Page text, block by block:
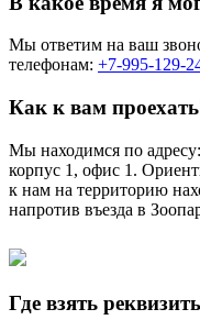
Мы ответим на ваш
телефонам: +7-995-129-
Как к вам
Мы находимся по
корпус 1, офис 1.
к нам на территорию
напротив въезда в
Где взять